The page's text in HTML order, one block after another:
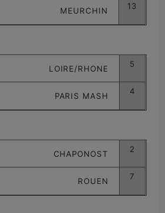
MEURCHIN 13
LOIRE/RHONE 5
PARIS MASH 4
CHAPONOST 2
ROUEN 7